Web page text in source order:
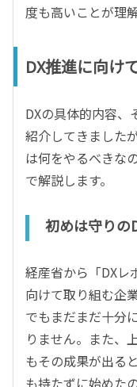
度も高いことが理
DX推進に向け
DXの具体的内容、
紹介してきました
は何をやるべきな
で解説します。
初めは守りの
経産省から「DXレ
向けて取り組む企
でもまだまだ十分
りません。また、
もその成果が出る
も持たずに始めた